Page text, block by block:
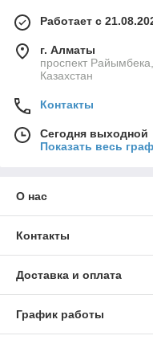
Работает с
г. Алматы
проспект
Казахстан
Контакты
Сегодня выходной
Показать весь
О нас
Контакты
Доставка и оплата
График работы